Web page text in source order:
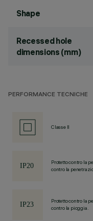
Shape
Recessed hole
dimensions (mm)
PERFORMANCE TECNICHE
Classe II
Protetto contro la
contro la
Protetto contro la
contro la pioggia.